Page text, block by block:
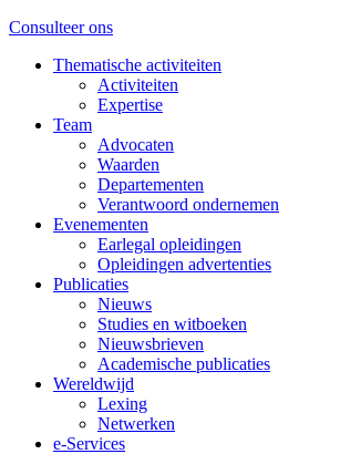
Consulteer ons
Thematische activiteiten
Activiteiten
Expertise
Team
Advocaten
Waarden
Departementen
Verantwoord ondernemen
Evenementen
Earlegal opleidingen
Opleidingen advertenties
Publicaties
Nieuws
Studies en witboeken
Nieuwsbrieven
Academische publicaties
Wereldwijd
Lexing
Netwerken
e-Services